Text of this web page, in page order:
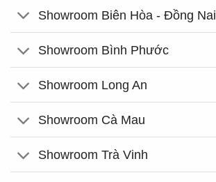
Showroom Biên Hòa - Đồng Nai
Showroom Bình Phước
Showroom Long An
Showroom Cà Mau
Showroom Trà Vinh